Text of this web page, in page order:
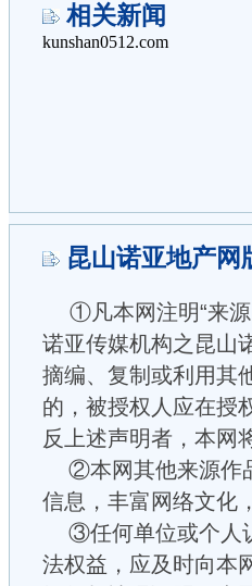
相关新闻
昆山诺亚地产网
①凡本网注明“来
诺亚传媒机构之昆山
摘编、复制或利用其
的，被授权人应在授
反上述声明者，本网
②本网其他来源作
信息，丰富网络文化
③任何单位或个人
法权益，应及时向本